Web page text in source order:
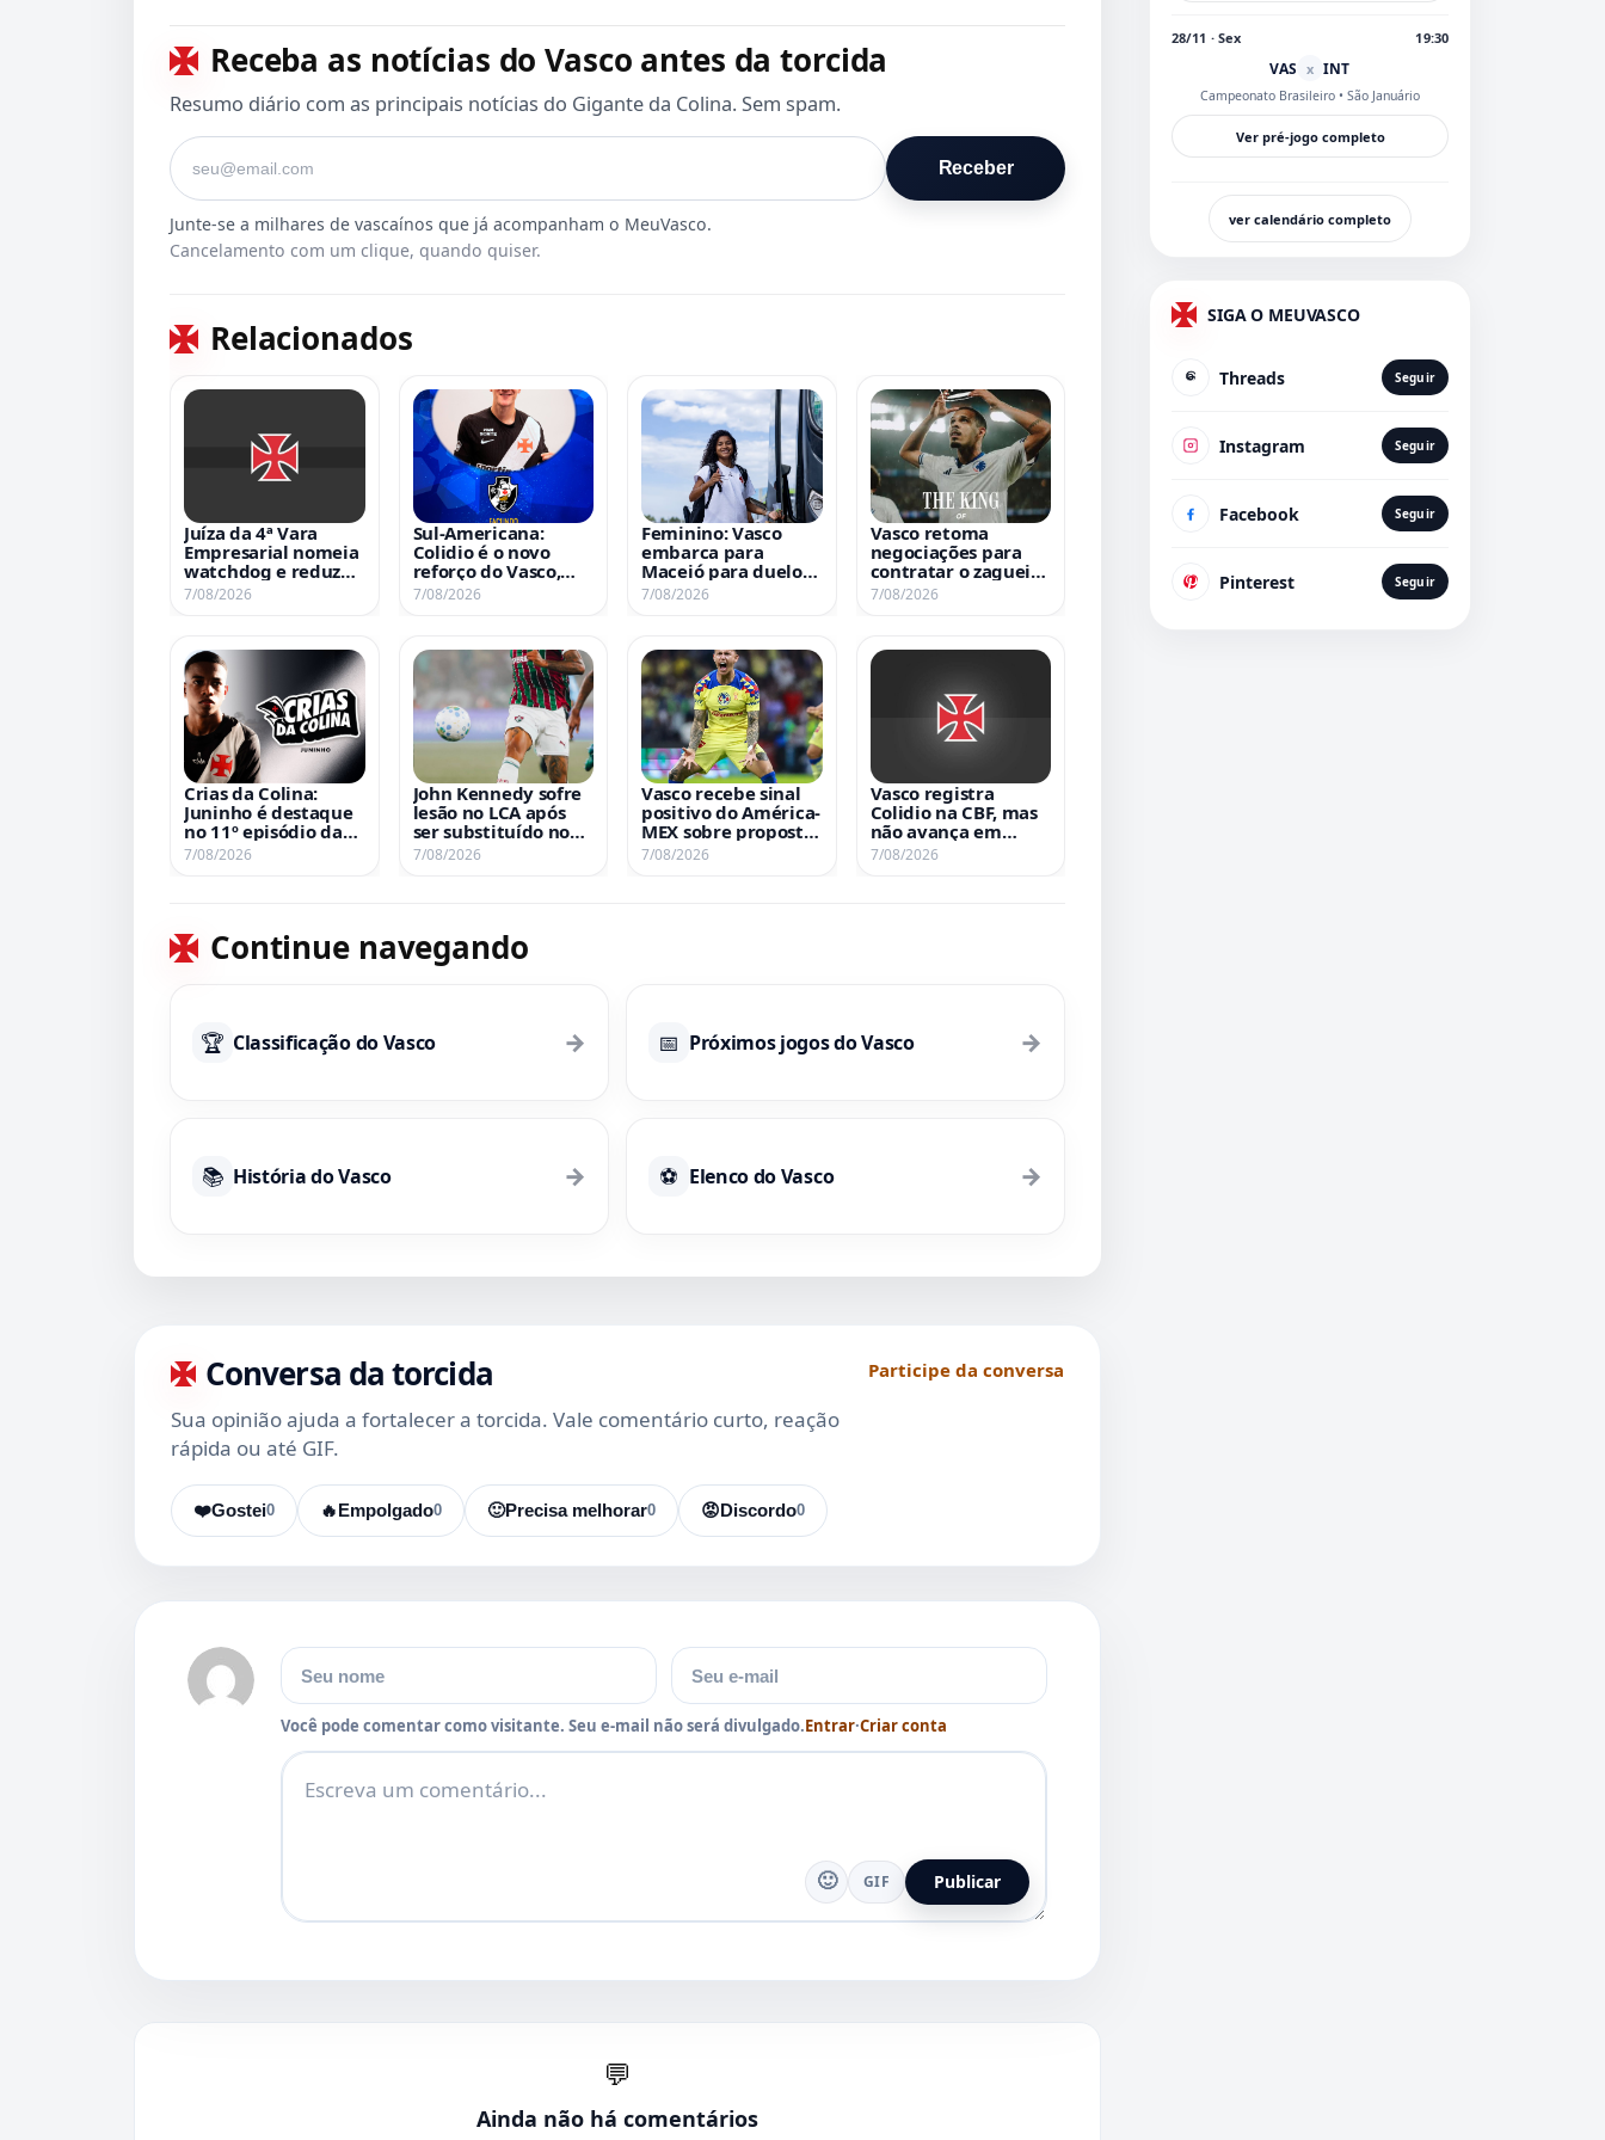
Receba as notícias do Vasco antes da torcida
Resumo diário com as principais notícias do Gigante da Colina. Sem spam.
Seu e-mail
Receber
Cancelamento com um clique, quando quiser.
Relacionados
Juíza da 4ª Vara
Empresarial nomeia
watchdog e reduz
administradores na
7/08/2026
Sul-Americana:
Colidio é o novo
reforço do Vasco,
confira detalhes da
7/08/2026
Feminino: Vasco
embarca para
Maceió para duelo
contra o UDA no
7/08/2026
Vasco retoma
negociações para
contratar o zagueiro
Gabriel Pereira, do
7/08/2026
Crias da Colina:
Juninho é destaque
no 11º episódio da
série da VascoTV
7/08/2026
John Kennedy sofre
lesão no LCA após
ser substituído no
clássico contra o
7/08/2026
Vasco recebe sinal
positivo do América-
MEX sobre proposta
por Brian Rodríguez
7/08/2026
Vasco registra
Colidio na CBF, mas
não avança em
negociação por Sosa
7/08/2026
Continue navegando
🏆 Classificação do Vasco → 📅 Próximos jogos do Vasco →
📚 História do Vasco → ⚽ Elenco do Vasco →
Conversa da torcida
Sua opinião ajuda a fortalecer a torcida. Vale comentário curto, reação
rápida ou até GIF.
Participe da conversa
❤️ 0
Gostei 🔥 0
Empolgado 🙂 0
Precisa melhorar 😡 0
Discordo
Nome E-mail
Você pode comentar como visitante. Seu e-mail não será divulgado.Entrar·Criar conta
Comentário
🙂 GIF Publicar
💬
Ainda não há comentários
28/11 · Sex 19:30
VAS x INT
Campeonato Brasileiro • São Januário
Ver pré-jogo completo
ver calendário completo
SIGA O MEUVASCO
Threads Seguir
Instagram Seguir
Facebook Seguir
Pinterest Seguir